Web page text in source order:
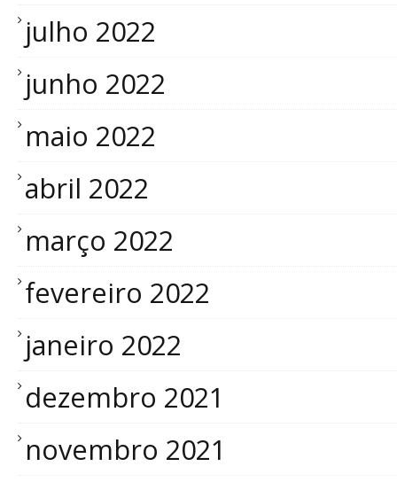
julho 2022
junho 2022
maio 2022
abril 2022
março 2022
fevereiro 2022
janeiro 2022
dezembro 2021
novembro 2021